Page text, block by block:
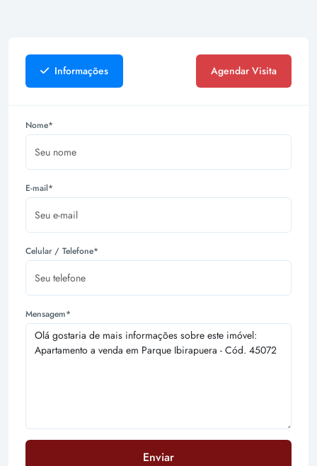
Informações Agendar Visita
Nome*
E-mail*
Celular / Telefone*
Mensagem*
Enviar